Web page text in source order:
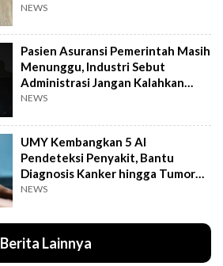
NEWS
Pasien Asuransi Pemerintah Masih
Menunggu, Industri Sebut
Administrasi Jangan Kalahkan
Kemanusiaan
NEWS
UMY Kembangkan 5 AI
Pendeteksi Penyakit, Bantu
Diagnosis Kanker hingga Tumor
Otak Lebih Cepat
NEWS
Berita Lainnya